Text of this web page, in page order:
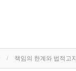
책임의 한계와 법적고지